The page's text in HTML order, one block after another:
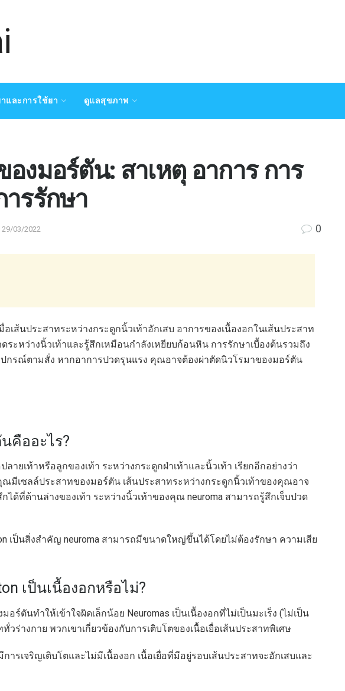
และการใช้ยา ดูแลสุขภาพ
งมอร์ตัน: สาเหตุ อาการ การ
รรักษา
29/03/2022 0
อเส้นประสาทระหว่างกระดูกนิ้วเท้าอักเสบ อาการของเนื้องอกในเส้นประสาท
ระหว่างนิ้วเท้าและรู้สึกเหมือนกำลังเหยียบก้อนหิน การรักษาเบื้องต้นรวมถึง
ปกรณ์ตามสั่ง หากอาการปวดรุนแรง คุณอาจต้องผ่าตัดนิวโรมาของมอร์ตัน
คืออะไร?
ลายเท้าหรือลูกของเท้า ระหว่างกระดูกฝ่าเท้าและนิ้วเท้า เรียกอีกอย่างว่า
คุณมีเซลล์ประสาทของมอร์ตัน เส้นประสาทระหว่างกระดูกนิ้วเท้าของคุณอาจ
ด้ที่ด้านล่างของเท้า ระหว่างนิ้วเท้าของคุณ neuroma สามารถรู้สึกเจ็บปวด
เป็นสิ่งสำคัญ neuroma สามารถมีขนาดใหญ่ขึ้นได้โดยไม่ต้องรักษา ความเสีย
เป็นเนื้องอกหรือไม่?
อร์ตันทำให้เข้าใจผิดเล็กน้อย Neuromas เป็นเนื้องอกที่ไม่เป็นมะเร็ง (ไม่เป็น
ร่างกาย พวกเขาเกี่ยวข้องกับการเติบโตของเนื้อเยื่อเส้นประสาทพิเศษ
การเจริญเติบโตและไม่มีเนื้องอก เนื้อเยื่อที่มีอยู่รอบเส้นประสาทจะอักเสบและ